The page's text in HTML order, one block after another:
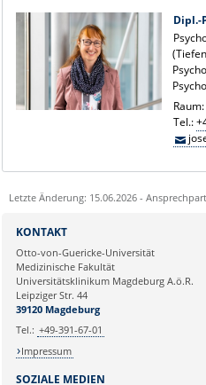
Dipl.-
Tel.:
Letzte Änderung: 15.06.2026 -
Ihre E-Mailadresse:
Ihr Anliegen:
SOZIALE MEDIEN
KONTAKT
Otto-von-Guericke-Universität
Medizinische Fakultät
Universitätsklinikum Magdeburg A.ö.R.
Leipziger Str. 44
39120 Magdeburg
Tel.: +49-391-67-01
Impressum